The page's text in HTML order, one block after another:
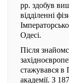
рр. здобув
відділенні
Одесі.
Після
стажувався в
академії. З